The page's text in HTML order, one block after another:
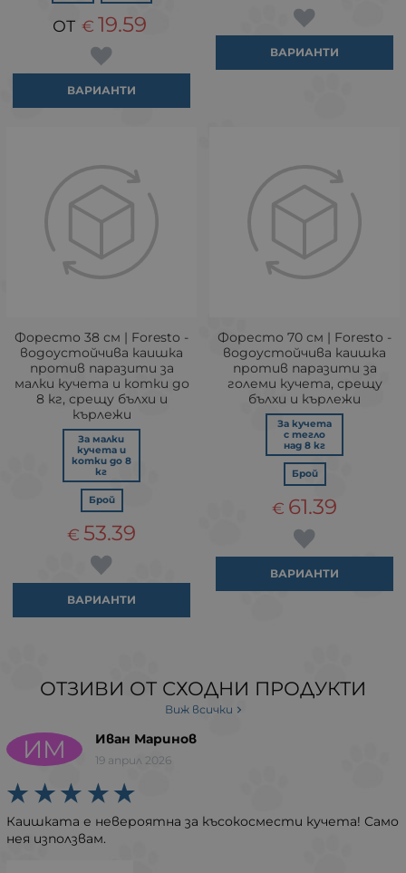
19.59
€
ВАРИАНТИ
ВАРИАНТИ
Форесто 38 см | Foresto -
водоустойчива каишка
против паразити за
малки кучета и котки до
8 кг, срещу бълхи и
кърлежи
За малки
кучета и
котки до 8
кг
Брой
53.39
€
ВАРИАНТИ
Форесто 70 см | Foresto -
водоустойчива каишка
против паразити за
големи кучета, срещу
бълхи и кърлежи
За кучета
с тегло
над 8 кг
Брой
61.39
€
ВАРИАНТИ
ОТЗИВИ ОТ СХОДНИ ПРОДУКТИ
Виж всички
ИМ Иван Маринов
19 април 2026
Каишката е невероятна за късокосмести кучета! Само
нея използвам.